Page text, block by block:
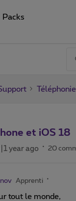
Packs
et iOS 18
year ago 20
Apprenti
tout le monde,